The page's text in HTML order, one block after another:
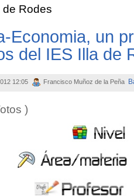
de Rodes
Economia, un
del IES Illa de
12:05 Francisco Muñoz de la Peña
)